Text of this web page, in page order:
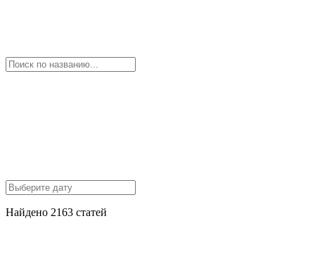
Найдено 2163 статей